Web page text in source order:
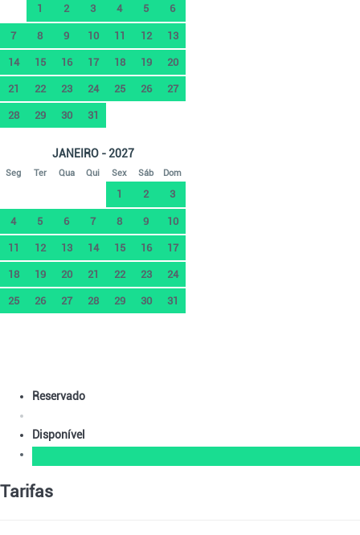
1 2 3 4 5 6
7 8 9 10 11 12 13
14 15 16 17 18 19 20
21 22 23 24 25 26 27
28 29 30 31
JANEIRO - 2027
Seg Ter Qua Qui Sex Sáb Dom
1 2 3
4 5 6 7 8 9 10
11 12 13 14 15 16 17
18 19 20 21 22 23 24
25 26 27 28 29 30 31
Reservado
Disponível
Tarifas